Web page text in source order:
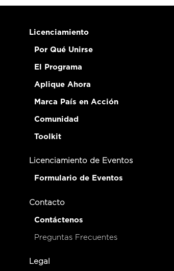
Licenciamiento
Por Qué Unirse
El Programa
Aplique Ahora
Marca País en Acción
Comunidad
Toolkit
Licenciamiento de Eventos
Formulario de Eventos
Contacto
Contáctenos
Preguntas Frecuentes
Legal